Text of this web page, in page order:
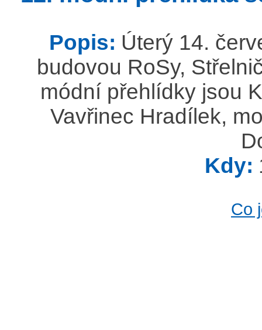
Popis: Úterý 14.
budovou RoSy,
módní přehlídky jsou
Vavřinec Hradílek,
Kdy:
Co